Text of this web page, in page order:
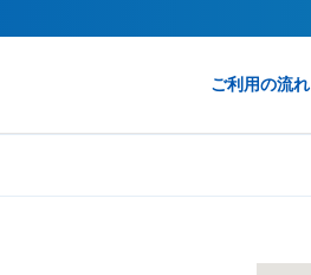
ご利用の流れ